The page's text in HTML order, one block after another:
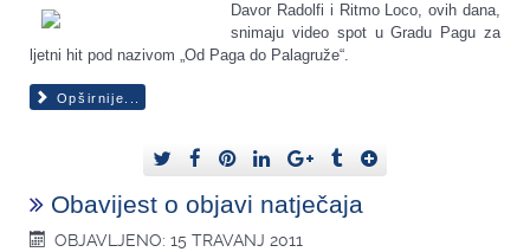
Davor Radolfi i Ritmo Loco, ovih dana,
snimaju video spot u Gradu Pagu za
ljetni hit pod nazivom „Od Paga do Palagruže“.
Opširnije...
Obavijest o objavi natječaja
OBJAVLJENO: 15 TRAVANJ 2011